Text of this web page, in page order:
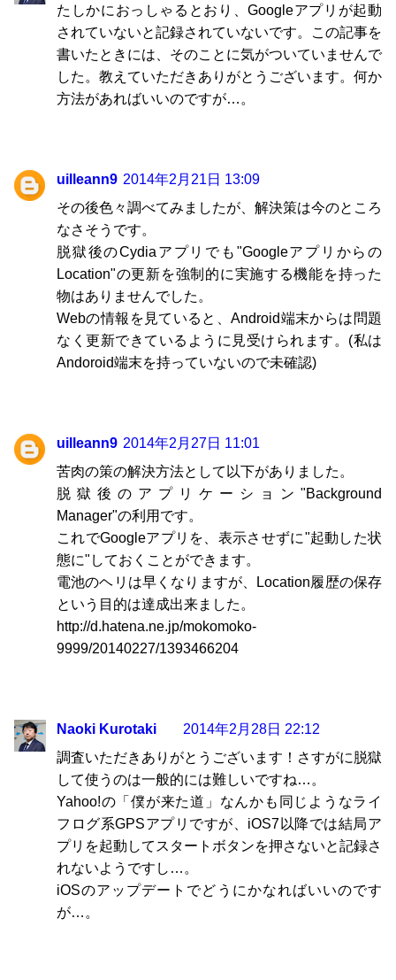
たしかにおっしゃるとおり、Googleアプリが起動
されていないと記録されていないです。この記事を
書いたときには、そのことに気がついていませんで
した。教えていただきありがとうございます。何か
方法があればいいのですが…。
uilleann9 2014年2月21日 13:09
その後色々調べてみましたが、解決策は今のところ
なさそうです。
脱獄後のCydiaアプリでも"Googleアプリからの
Location"の更新を強制的に実施する機能を持った
物はありませんでした。
Webの情報を見ていると、Android端末からは問題
なく更新できているように見受けられます。(私は
Andoroid端末を持っていないので未確認)
uilleann9 2014年2月27日 11:01
苦肉の策の解決方法として以下がありました。
脱獄後のアプリケーション"Background
Manager"の利用です。
これでGoogleアプリを、表示させずに"起動した状
態に"しておくことができます。
電池のヘリは早くなりますが、Location履歴の保存
という目的は達成出来ました。
http://d.hatena.ne.jp/mokomoko-
9999/20140227/1393466204
Naoki Kurotaki
2014年2月28日 22:12
調査いただきありがとうございます！さすがに脱獄
して使うのは一般的には難しいですね…。
Yahoo!の「僕が来た道」なんかも同じようなライ
フログ系GPSアプリですが、iOS7以降では結局ア
プリを起動してスタートボタンを押さないと記録さ
れないようですし…。
iOSのアップデートでどうにかなればいいのです
が…。